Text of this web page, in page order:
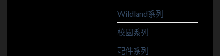
Wildland系列
校園系列
配件系列